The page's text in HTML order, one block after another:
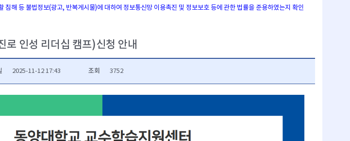
침해 등 불법정보(광고, 반복게시물)에 대하여 정보통신망 이용촉진 및 정보보호 등에 관한 법률을 준용하였는지 확인
로 인성 리더십 캠프)신청 안내
2025-11-12 17:43 조회 3752